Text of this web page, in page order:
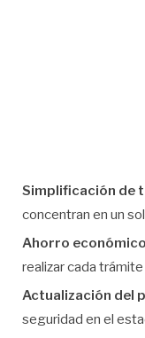
Simplificación de
concentran en un
Ahorro
realizar cada
Actualización del
seguridad en el